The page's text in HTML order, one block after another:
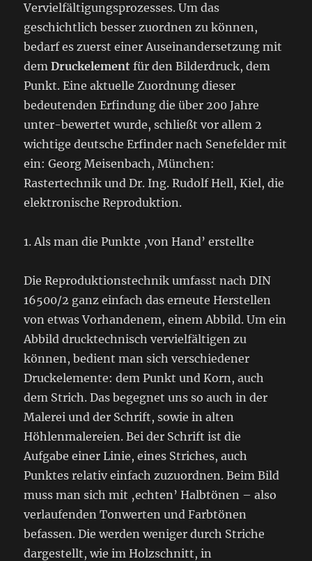
Vervielfältigungsprozesses. Um das
geschichtlich besser zuordnen zu können,
bedarf es zuerst einer Auseinandersetzung mit
demDruckelement für den Bilderdruck, dem
Punkt. Eine aktuelle Zuordnung dieser
bedeutenden Erfindung die über 200 Jahre
unter-bewertet wurde, schließt vor allem 2
wichtige deutsche Erfinder nach Senefelder mit
ein: Georg Meisenbach, München:
Rastertechnik und Dr. Ing. Rudolf Hell, Kiel, die
elektronische Reproduktion.
1. Als man die Punkte ‚von Hand’ erstellte
Die Reproduktionstechnik umfasst nach DIN
16500/2 ganz einfach das erneute Herstellen
von etwas Vorhandenem, einem Abbild. Um ein
Abbild drucktechnisch vervielfältigen zu
können, bedient man sich verschiedener
Druckelemente: dem Punkt und Korn, auch
dem Strich. Das begegnet uns so auch in der
Malerei und der Schrift, sowie in alten
Höhlenmalereien. Bei der Schrift ist die
Aufgabe einer Linie, eines Striches, auch
Punktes relativ einfach zuzuordnen. Beim Bild
muss man sich mit ‚echten’ Halbtönen – also
verlaufenden Tonwerten und Farbtönen
befassen. Die werden weniger durch Striche
dargestellt, wie im Holzschnitt, in